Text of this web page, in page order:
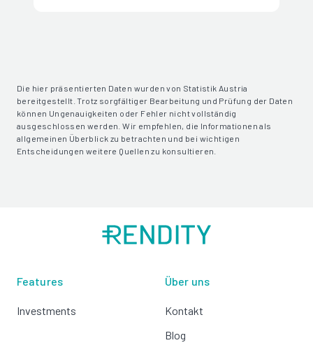
Die hier präsentierten Daten wurden von Statistik Austria
bereitgestellt. Trotz sorgfältiger Bearbeitung und Prüfung der Daten
können Ungenauigkeiten oder Fehler nicht vollständig
ausgeschlossen werden. Wir empfehlen, die Informationen als
allgemeinen Überblick zu betrachten und bei wichtigen
Entscheidungen weitere Quellen zu konsultieren.
Features
Investments
Über uns
Kontakt
Blog